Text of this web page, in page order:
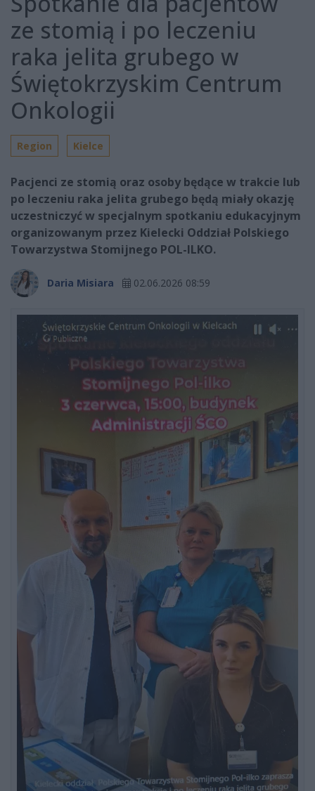
ze stomią i po leczeniu
raka jelita grubego w
Świętokrzyskim Centrum
Onkologii
Region Kielce
Pacjenci ze stomią oraz osoby będące w trakcie lub
po leczeniu raka jelita grubego będą miały okazję
uczestniczyć w specjalnym spotkaniu edukacyjnym
organizowanym przez Kielecki Oddział Polskiego
Towarzystwa Stomijnego POL-ILKO.
Daria Misiara 02.06.2026 08:59